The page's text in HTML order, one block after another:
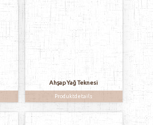
Ahşap Yağ Teknesi
Produktdetails